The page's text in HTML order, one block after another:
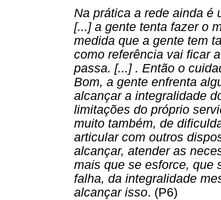
Na prática a rede ainda é
[...] a gente tenta fazer o
medida que a gente tem
como referência vai ficar
passa. [...] . Então o
Bom, a gente enfrenta
alcançar a integralidade
limitações do próprio
muito também, de
articular com outros
alcançar, atender as
mais que se esforce, que
falha, da integralidade
alcançar isso. (P6)